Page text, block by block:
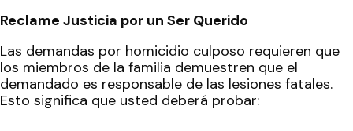
Reclame Justicia por un Ser Querido
Las demandas por homicidio culposo requieren que
los miembros de la familia demuestren que el
demandado es responsable de las lesiones fatales.
Esto significa que usted deberá probar: